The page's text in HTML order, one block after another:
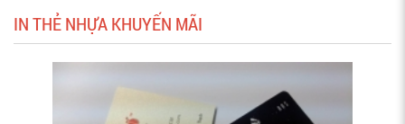
IN THẺ NHỰA KHUYẾN MÃI